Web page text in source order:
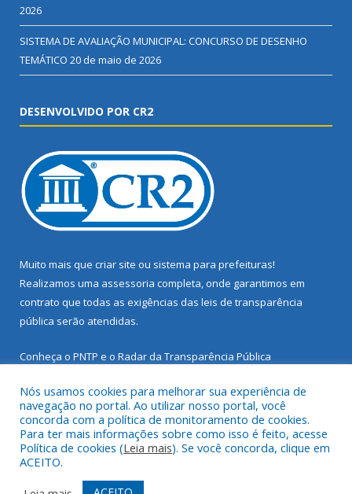
2026
SISTEMA DE AVALIAÇÃO MUNICIPAL: CONCURSO DE DESENHO
TEMÁTICO 20 de maio de 2026
DESENVOLVIDO POR CR2
Muito mais que criar site ou sistema para prefeituras!
Realizamos uma assessoria completa, onde garantimos em
contrato que todas as exigências das leis de transparência
pública serão atendidas.
Conheça o PNTP e o Radar da Transparência Pública
Todos os direitos reservados a Prefeitura Municipal de Santarém
Novo.
Mapa do Site Acessar Área Administrativa
Nós usamos cookies para melhorar sua experiência de
navegação no portal. Ao utilizar nosso portal, você
concorda com a política de monitoramento de cookies.
Para ter mais informações sobre como isso é feito, acesse
Política de cookies (Leia mais). Se você concorda, clique em
ACEITO.